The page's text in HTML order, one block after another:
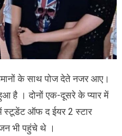
के साथ पोज देते नजर आए।
है । दोनों एक-दूसरे के प्यार में
में स्टूडेंट ऑफ द ईयर 2 स्टार
भी पहुंचे थे ।